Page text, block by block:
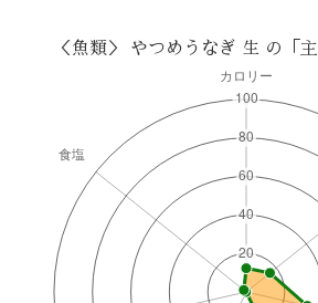
＜魚類＞ やつめうなぎ 生 の「